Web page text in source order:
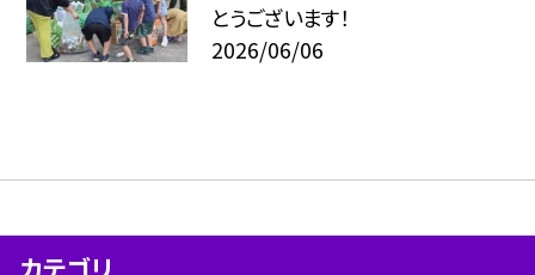
とうございます！
2026/06/06